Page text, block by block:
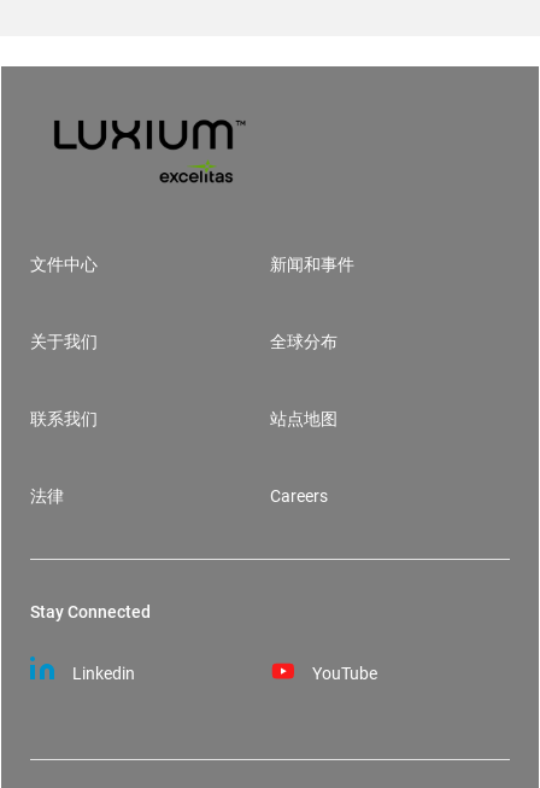
文件中心 新闻和事件
关于我们 全球分布
联系我们 站点地图
法律 Careers
Stay Connected
Linkedin YouTube